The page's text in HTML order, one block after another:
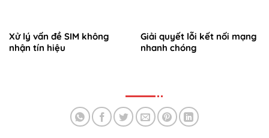
Xử lý vấn đề SIM không
nhận tín hiệu
Giải quyết lỗi kết nối mạng
nhanh chóng